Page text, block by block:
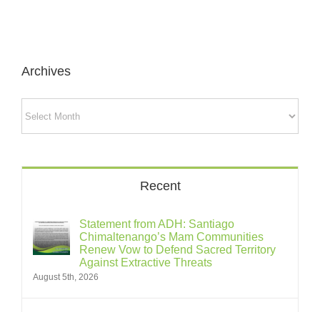
Archives
Recent
Statement from ADH: Santiago
Chimaltenango’s Mam Communities
Renew Vow to Defend Sacred Territory
Against Extractive Threats
August 5th, 2026